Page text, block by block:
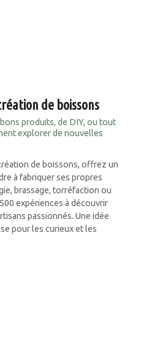
de boissons
produits, de DIY, ou tout
explorer de nouvelles
de boissons, offrez un
à fabriquer ses propres
brassage, torréfaction ou
expériences à découvrir
passionnés. Une idée
pour les curieux et les